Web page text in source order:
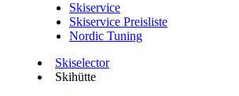
Skiservice
Skiservice Preisliste
Nordic Tuning
Skiselector
Skihütte